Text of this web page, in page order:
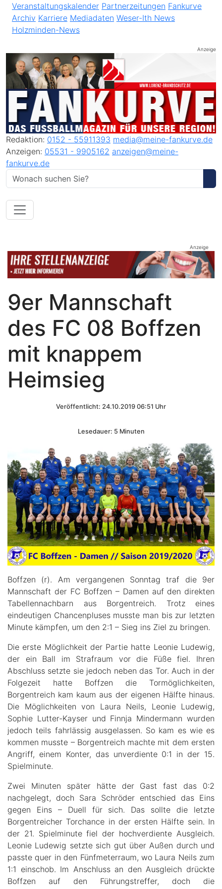
Veranstaltungskalender Partnerzeitungen Fankurve
Archiv Karriere Mediadaten Weser-Ith News
Holzminden-News
Anzeige
Redaktion: 0152 - 55911393 media@meine-fankurve.de
Anzeigen: 05531 - 9905162 anzeigen@meine-
fankurve.de
Anzeige
9er Mannschaft
des FC 08 Boffzen
mit knappem
Heimsieg
Veröffentlicht: 24.10.2019 06:51 Uhr
Lesedauer: 5 Minuten
Boffzen (r). Am vergangenen Sonntag traf die 9er
Mannschaft der FC Boffzen – Damen auf den direkten
Tabellennachbarn aus Borgentreich. Trotz eines
eindeutigen Chancenpluses musste man bis zur letzten
Minute kämpfen, um den 2:1 – Sieg ins Ziel zu bringen.
Die erste Möglichkeit der Partie hatte Leonie Ludewig,
der ein Ball im Strafraum vor die Füße fiel. Ihren
Abschluss setzte sie jedoch neben das Tor. Auch in der
Folgezeit hatte Boffzen die Tormöglichkeiten,
Borgentreich kam kaum aus der eigenen Hälfte hinaus.
Die Möglichkeiten von Laura Neils, Leonie Ludewig,
Sophie Lutter-Kayser und Finnja Mindermann wurden
jedoch teils fahrlässig ausgelassen. So kam es wie es
kommen musste – Borgentreich machte mit dem ersten
Angriff, einem Konter, das unverdiente 0:1 in der 15.
Spielminute.
Zwei Minuten später hätte der Gast fast das 0:2
nachgelegt, doch Sara Schröder entschied das Eins
gegen Eins – Duell für sich. Das sollte die letzte
Borgentreicher Torchance in der ersten Hälfte sein. In
der 21. Spielminute fiel der hochverdiente Ausgleich.
Leonie Ludewig setzte sich gut über Außen durch und
passte quer in den Fünfmeterraum, wo Laura Neils zum
1:1 einschob. Im Anschluss an den Ausgleich drückte
Boffzen auf den Führungstreffer, doch die